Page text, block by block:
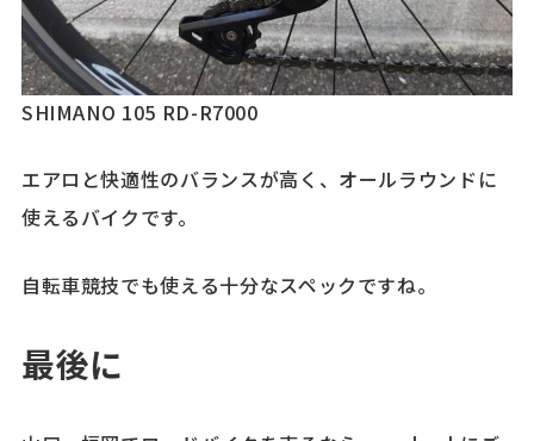
SHIMANO 105 RD-R7000
エアロと快適性のバランスが高く、オールラウンドに
使えるバイクです。
自転車競技でも使える十分なスペックですね。
最後に